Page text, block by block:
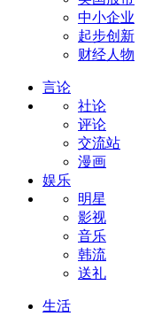
中小企业
起步创新
财经人物
言论
社论
评论
交流站
漫画
娱乐
明星
影视
音乐
韩流
送礼
生活